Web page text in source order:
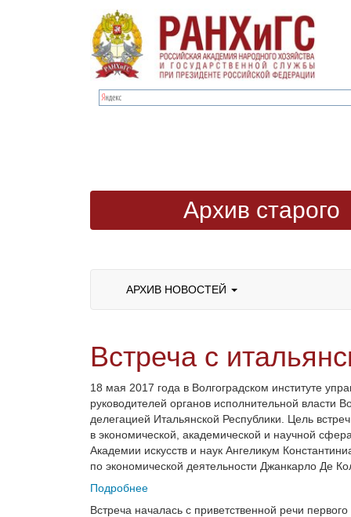
Архив старого
АРХИВ НОВОСТЕЙ
Встреча с
18 мая 2017 года в Волгоградском институте
руководителей органов исполнительной власти
делегацией Итальянской Республики. Цель
в экономической, академической и научной
Академии искусств и наук Ангеликум
по экономической деятельности Джанкарло Де
Подробнее
Встреча началась с приветственной речи